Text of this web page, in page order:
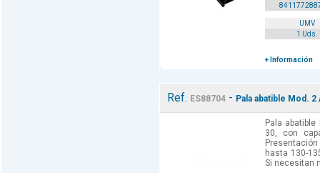
UMV
1 Uds.
+ Información
Ref. ES88704- Pala abatible Mod.
Pala
30, con
hasta 130-
Si necesitan